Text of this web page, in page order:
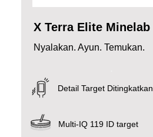
X Terra Elite Minelab
Nyalakan. Ayun. Temukan.
Detail Target Ditingkatkan
Multi-IQ 119 ID target